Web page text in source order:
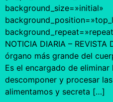
background_size=»initial»
NOTICIA DIARIA –
órgano más grande del
Es el encargado de
descomponer y procesar
alimentamos y secreta […]